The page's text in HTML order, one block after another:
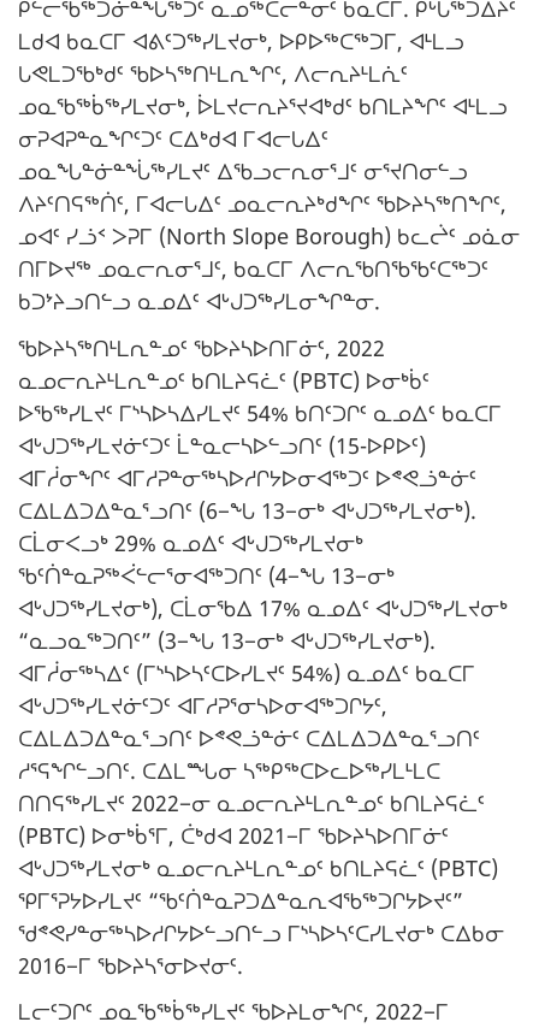
ᑭᓪᓕᖃᖅᑐᓃᓐᖔᖅᑐᑦ ᓇᓄᖅᑕᓕᓐᓂᑦ ᑲᓇᑕᒥ. ᑭᒡᒐᖅᑐᐃᔩᑦ
ᒪᑯᐊ ᑲᓇᑕᒥ ᐊᕕᑦᑐᖅᓯᒪᔪᓂᒃ, ᐅᑭᐅᖅᑕᖅᑐᒥ, ᐊᒻᒪᓗ
ᒐᕙᒪᑐᖃᒃᑯᑦ ᖃᐅᓴᖅᑎᒻᒪᕆᖏᑦ, ᐱᓕᕆᔨᒻᒪᕇᑦ
ᓄᓇᖃᖅᑳᖅᓯᒪᔪᓂᒃ, ᐆᒪᔪᓕᕆᔨᕐᔪᐊᒃᑯᑦ ᑲᑎᒪᔨᖏᑦ ᐊᒻᒪᓗ
ᓂᕈᐊᕈᓐᓇᖏᑦᑐᑦ ᑕᐃᒃᑯᐊ ᒥᐊᓕᒐᐃᑦ
ᓄᓇᖓᓐᓃᓐᖔᖅᓯᒪᔪᑦ ᐃᖃᓗᓕᕆᓂᕐᒧᑦ ᓂᕐᔪᑎᓂᓪᓗ
ᐱᔨᑦᑎᕋᖅᑏᑦ, ᒥᐊᓕᒐᐃᑦ ᓄᓇᓕᕆᔨᒃᑯᖏᑦ ᖃᐅᔨᓴᖅᑎᖏᑦ,
ᓄᐊᑦ ᓯᓘᑉ ᐳᕈᒥ (North Slope Borough) ᑲᓚᖡᑦ ᓄᓈᓂ
ᑎᒥᐅᔪᖅ ᓄᓇᓕᕆᓂᕐᒧᑦ, ᑲᓇᑕᒥ ᐱᓕᕆᖃᑎᖃᖃᑦᑕᖅᑐᑦ
ᑲᑐᔾᔨᓗᑎᓪᓗ ᓇᓄᐃᑦ ᐊᒡᒍᑐᖅᓯᒪᓂᖏᓐᓂ.
ᖃᐅᔨᓴᖅᑎᒻᒪᕆᓐᓄᑦ ᖃᐅᔨᓴᐅᑎᒥᓃᑦ, 2022
ᓇᓄᓕᕆᔨᒻᒪᕆᓐᓄᑦ ᑲᑎᒪᔨᕋᓛᑦ (PBTC) ᐅᓂᒃᑳᑦ
ᐅᖃᖅᓯᒪᔪᑦ ᒥᔅᓴᐅᓴᐃᓯᒪᔪᑦ 54% ᑲᑎᑦᑐᒋᑦ ᓇᓄᐃᑦ ᑲᓇᑕᒥ
ᐊᒡᒍᑐᖅᓯᒪᔪᓃᑦᑐᑦ ᒫᓐᓇᓕᓴᐅᓪᓗᑎᑦ (15-ᐅᑭᐅᑦ)
ᐊᒥᓲᓂᖏᑦ ᐊᒥᓱᕈᓐᓂᖅᓴᐅᓱᒋᔭᐅᓂᐊᖅᑐᑦ ᐅᕝᕙᓘᓐᓃᑦ
ᑕᐃᒪᐃᑐᐃᓐᓇᕐᓗᑎᑦ (6−ᖓ 13−ᓂᒃ ᐊᒡᒍᑐᖅᓯᒪᔪᓂᒃ).
ᑕᒫᓂᐸᓗᒃ 29% ᓇᓄᐃᑦ ᐊᒡᒍᑐᖅᓯᒪᔪᓂᒃ
ᖃᑦᑏᓐᓇᕈᖅᐹᓪᓕᕐᓂᐊᖅᑐᑎᑦ (4−ᖓ 13−ᓂᒃ
ᐊᒡᒍᑐᖅᓯᒪᔪᓂᒃ), ᑕᒫᓂᖃᐃ 17% ᓇᓄᐃᑦ ᐊᒡᒍᑐᖅᓯᒪᔪᓂᒃ
“ᓇᓗᓇᖅᑐᑎᑦ” (3−ᖓ 13−ᓂᒃ ᐊᒡᒍᑐᖅᓯᒪᔪᓂᒃ).
ᐊᒥᓲᓂᖅᓴᐃᑦ (ᒥᔅᓴᐅᓴᑦᑕᐅᓯᒪᔪᑦ 54%) ᓇᓄᐃᑦ ᑲᓇᑕᒥ
ᐊᒡᒍᑐᖅᓯᒪᔪᓃᑦᑐᑦ ᐊᒥᓱᕈᕐᓂᓴᐅᓂᐊᖅᑐᒋᔭᑦ,
ᑕᐃᒪᐃᑐᐃᓐᓇᕐᓗᑎᑦ ᐅᕝᕙᓘᓐᓃᑦ ᑕᐃᒪᐃᑐᐃᓐᓇᕐᓗᑎᑦ
ᓱᕐᕋᖏᓪᓗᑎᑦ. ᑕᐃᒪᙵᓂ ᓴᖅᑭᖅᑕᐅᓚᐅᖅᓯᒪᒻᒪᑕ
ᑎᑎᕋᖅᓯᒪᔪᑦ 2022−ᓂ ᓇᓄᓕᕆᔨᒻᒪᕆᓐᓄᑦ ᑲᑎᒪᔨᕋᓛᑦ
(PBTC) ᐅᓂᒃᑳᕐᒥ, ᑖᒃᑯᐊ 2021−ᒥ ᖃᐅᔨᓴᐅᑎᒥᓃᑦ
ᐊᒡᒍᑐᖅᓯᒪᔪᓂᒃ ᓇᓄᓕᕆᔨᒻᒪᕆᓐᓄᑦ ᑲᑎᒪᔨᕋᓛᑦ (PBTC)
ᕿᒥᕐᕈᔭᐅᓯᒪᔪᑦ “ᖃᑦᑏᓐᓇᕈᑐᐃᓐᓇᕆᐊᖃᖅᑐᒋᔭᐅᔪᑦ”
ᖁᕝᕙᓯᓐᓂᖅᓴᐅᓱᒋᔭᐅᓪᓗᑎᓪᓗ ᒥᔅᓴᐅᓴᑦᑕᓯᒪᔪᓂᒃ ᑕᐃᑲᓂ
2016−ᒥ ᖃᐅᔨᓴᕐᓂᐅᔪᓂᑦ.
ᒪᓕᑦᑐᒋᑦ ᓄᓇᖃᖅᑳᖅᓯᒪᔪᑦ ᖃᐅᔨᒪᓂᖏᑦ, 2022−ᒥ